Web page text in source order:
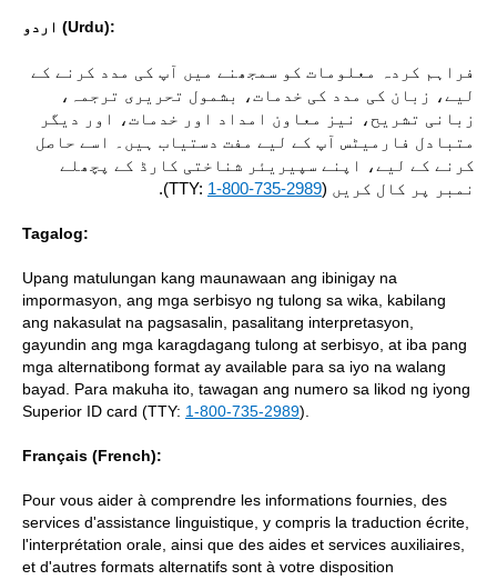
اردو (Urdu):
فراہم کردہ معلومات کو سمجھنے میں آپ کی مدد کرنے کے
لیے، زبان کی مدد کی خدمات، بشمول تحریری ترجمہ،
زبانی تشریح، نیز معاون امداد اور خدمات، اور دیگر
متبادل فارمیٹس آپ کے لیے مفت دستیاب ہیں۔ اسے حاصل
کرنے کے لیے، اپنے سپیریئر شناختی کارڈ کے پچھلے
نمبر پر کال کریں (TTY:1-800-735-2989
).
Tagalog:
Upang matulungan kang maunawaan ang ibinigay na
impormasyon, ang mga serbisyo ng tulong sa wika, kabilang
ang nakasulat na pagsasalin, pasalitang interpretasyon,
gayundin ang mga karagdagang tulong at serbisyo, at iba pang
mga alternatibong format ay available para sa iyo na walang
bayad. Para makuha ito, tawagan ang numero sa likod ng iyong
Superior ID card (TTY: 1-800-735-2989).
Français (French):
Pour vous aider à comprendre les informations fournies, des
services d'assistance linguistique, y compris la traduction écrite,
l'interprétation orale, ainsi que des aides et services auxiliaires,
et d'autres formats alternatifs sont à votre disposition